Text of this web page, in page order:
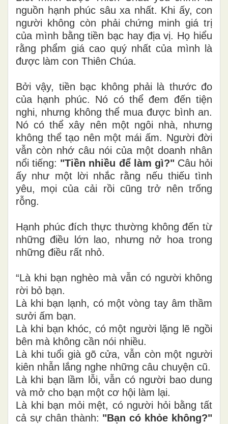
nguồn hạnh phúc sâu xa nhất. Khi ấy, con
người không còn phải chứng minh giá trị
của mình bằng tiền bạc hay địa vị. Họ hiểu
rằng phẩm giá cao quý nhất của mình là
được làm con Thiên Chúa.
Bởi vậy, tiền bạc không phải là thước đo
của hạnh phúc. Nó có thể đem đến tiện
nghi, nhưng không thể mua được bình an.
Nó có thể xây nên một ngôi nhà, nhưng
không thể tạo nên một mái ấm. Người đời
vẫn còn nhớ câu nói của một doanh nhân
nổi tiếng: "Tiền nhiều để làm gì?"Câu hỏi
ấy như một lời nhắc rằng nếu thiếu tình
yêu, mọi của cải rồi cũng trở nên trống
rỗng.
Hạnh phúc đích thực thường không đến từ
những điều lớn lao, nhưng nở hoa trong
những điều rất nhỏ.
“Là khi bạn nghèo mà vẫn có người không
rời bỏ bạn.
Là khi bạn lạnh, có một vòng tay âm thầm
sưởi ấm bạn.
Là khi bạn khóc, có một người lặng lẽ ngồi
bên mà không cần nói nhiều.
Là khi tuổi già gõ cửa, vẫn còn một người
kiên nhẫn lắng nghe những câu chuyện cũ.
Là khi bạn lầm lỗi, vẫn có người bao dung
và mở cho bạn một cơ hội làm lại.
Là khi bạn mỏi mệt, có người hỏi bằng tất
cả sự chân thành: "Bạn có khỏe không?"